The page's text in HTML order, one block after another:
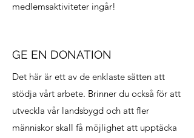
medlemsaktiviteter ingår!
GE EN DONATION
Det här är ett av de enklaste sätten att
stödja vårt arbete. Brinner du också för att
utveckla vår landsbygd och att fler
människor skall få möjlighet att upptäcka